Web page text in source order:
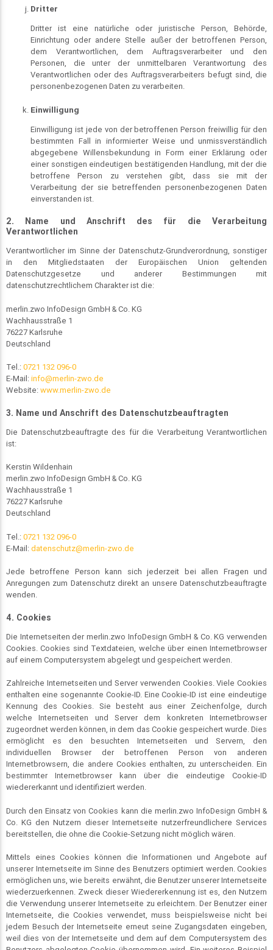
Dritter
Dritter ist eine natürliche oder juristische Person, Behörde,
Einrichtung oder andere Stelle außer der betroffenen Person,
dem Verantwortlichen, dem Auftragsverarbeiter und den
Personen, die unter der unmittelbaren Verantwortung des
Verantwortlichen oder des Auftragsverarbeiters befugt sind, die
personenbezogenen Daten zu verarbeiten.
Einwilligung
Einwilligung ist jede von der betroffenen Person freiwillig für den
bestimmten Fall in informierter Weise und unmissverständlich
abgegebene Willensbekundung in Form einer Erklärung oder
einer sonstigen eindeutigen bestätigenden Handlung, mit der die
betroffene Person zu verstehen gibt, dass sie mit der
Verarbeitung der sie betreffenden personenbezogenen Daten
einverstanden ist.
2. Name und Anschrift des für die Verarbeitung
Verantwortlichen
Verantwortlicher im Sinne der Datenschutz-Grundverordnung, sonstiger
in den Mitgliedstaaten der Europäischen Union geltenden
Datenschutzgesetze und anderer Bestimmungen mit
datenschutzrechtlichem Charakter ist die:
merlin.zwo InfoDesign GmbH & Co. KG
Wachhausstraße 1
76227 Karlsruhe
Deutschland
Tel.:0721 132 096-0
E-Mail:info@merlin-zwo.de
Website:www.merlin-zwo.de
3. Name und Anschrift des Datenschutzbeauftragten
Die Datenschutzbeauftragte des für die Verarbeitung Verantwortlichen
ist:
Kerstin Wildenhain
merlin.zwo InfoDesign GmbH & Co. KG
Wachhausstraße 1
76227 Karlsruhe
Deutschland
Tel.:0721 132 096-0
E-Mail:datenschutz@merlin-zwo.de
Jede betroffene Person kann sich jederzeit bei allen Fragen und
Anregungen zum Datenschutz direkt an unsere Datenschutzbeauftragte
wenden.
4. Cookies
Die Internetseiten der merlin.zwo InfoDesign GmbH & Co. KG verwenden
Cookies. Cookies sind Textdateien, welche über einen Internetbrowser
auf einem Computersystem abgelegt und gespeichert werden.
Zahlreiche Internetseiten und Server verwenden Cookies. Viele Cookies
enthalten eine sogenannte Cookie-ID. Eine Cookie-ID ist eine eindeutige
Kennung des Cookies. Sie besteht aus einer Zeichenfolge, durch
welche Internetseiten und Server dem konkreten Internetbrowser
zugeordnet werden können, in dem das Cookie gespeichert wurde. Dies
ermöglicht es den besuchten Internetseiten und Servern, den
individuellen Browser der betroffenen Person von anderen
Internetbrowsern, die andere Cookies enthalten, zu unterscheiden. Ein
bestimmter Internetbrowser kann über die eindeutige Cookie-ID
wiedererkannt und identifiziert werden.
Durch den Einsatz von Cookies kann die merlin.zwo InfoDesign GmbH &
Co. KG den Nutzern dieser Internetseite nutzerfreundlichere Services
bereitstellen, die ohne die Cookie-Setzung nicht möglich wären.
Mittels eines Cookies können die Informationen und Angebote auf
unserer Internetseite im Sinne des Benutzers optimiert werden. Cookies
ermöglichen uns, wie bereits erwähnt, die Benutzer unserer Internetseite
wiederzuerkennen. Zweck dieser Wiedererkennung ist es, den Nutzern
die Verwendung unserer Internetseite zu erleichtern. Der Benutzer einer
Internetseite, die Cookies verwendet, muss beispielsweise nicht bei
jedem Besuch der Internetseite erneut seine Zugangsdaten eingeben,
weil dies von der Internetseite und dem auf dem Computersystem des